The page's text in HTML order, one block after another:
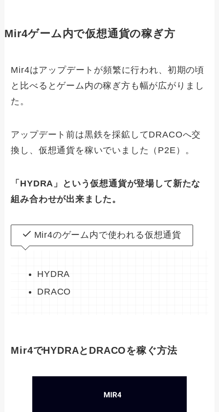
Mir4ゲーム内で仮想通貨の稼ぎ方
Mir4はアップデートが頻繁に行われ、初期の頃
と比べるとゲーム内の稼ぎ方も幅が広がりまし
た。
アップデート前は黒鉄を採鉱してDRACOへ交
換し、仮想通貨を稼いでいました（P2E）。
「HYDRA」という仮想通貨が登場して新たな
組み合わせが出来ました。
Mir4のゲーム内で使われる仮想通貨
HYDRA
DRACO
Mir4でHYDRAとDRACOを稼ぐ方法